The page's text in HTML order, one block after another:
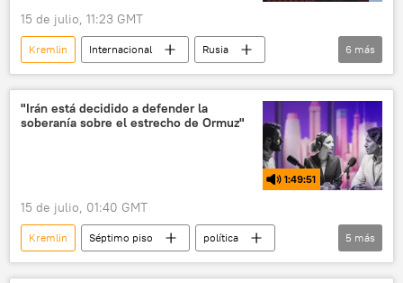
15 de julio, 11:23 GMT
Kremlin Internacional
Rusia
Dmitri Peskov
política
golfo Pérsico
EEUU
OTAN 🌍 Europa
6 más
"Irán está decidido a defender la
soberanía sobre el estrecho de Ormuz"
1:49:51
15 de julio, 01:40 GMT
Kremlin Séptimo piso
política
seguridad
Friedrich Merz
5 más